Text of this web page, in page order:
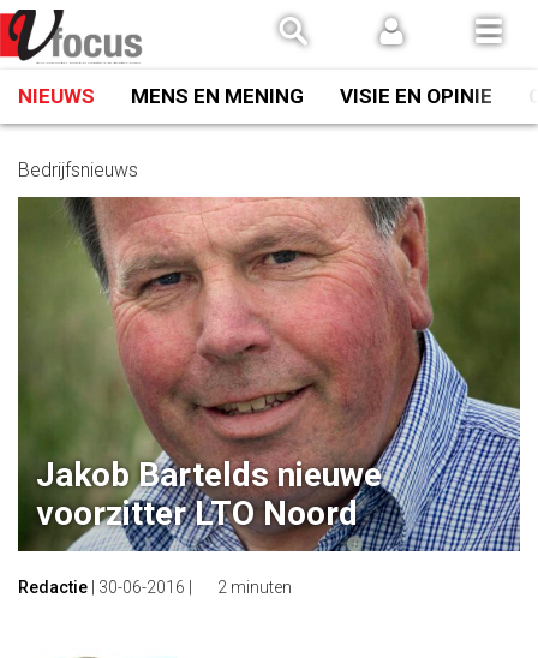
Spring
naar
inhoud
NIEUWS MENS EN MENING VISIE EN OPINIE
Bedrijfsnieuws
Jakob Bartelds nieuwe
voorzitter LTO Noord
Redactie 30-06-2016 2 minuten